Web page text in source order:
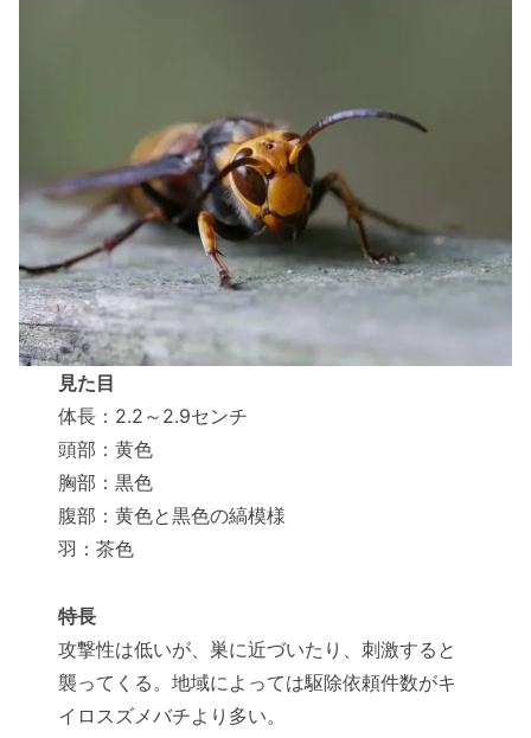
見た目
体長：2.2～2.9センチ
頭部：黄色
胸部：黒色
腹部：黄色と黒色の縞模様
羽：茶色
特長
攻撃性は低いが、巣に近づいたり、刺激すると
襲ってくる。地域によっては駆除依頼件数がキ
イロスズメバチより多い。